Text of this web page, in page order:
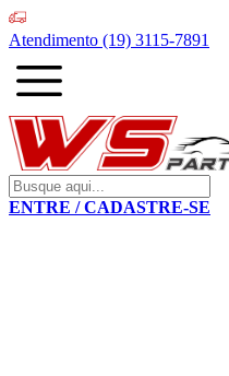
Atendimento (19) 3115-7891
ENTRE / CADASTRE-SE